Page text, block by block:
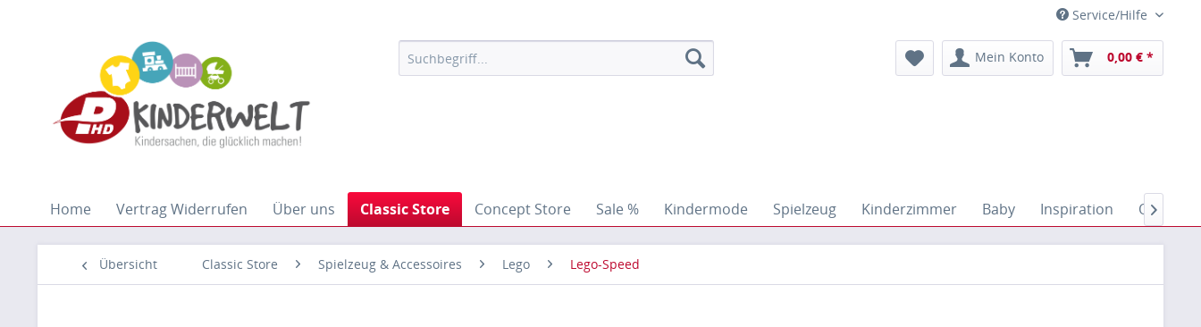
Service/Hilfe
Mein Konto 0,00 € *
Home Vertrag Widerrufen Über uns Classic Store Concept Store Sale % Kindermode Spielzeug Kinderzimmer Baby Inspiration Outdoor

Übersicht Classic Store Spielzeug & Accessoires Lego Lego-Speed